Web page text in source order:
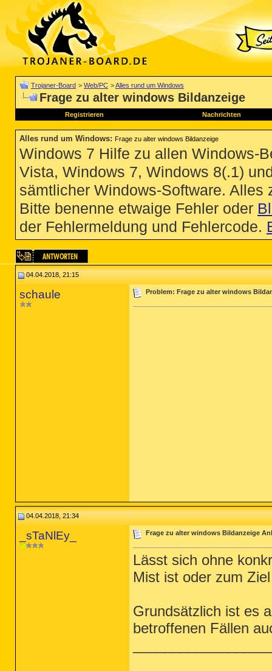
Trojaner-Board > Web/PC >Alles rund um Windows
Frage zu alter windows Bildanzeige
Registrieren Nachrichten
Alles rund um Windows: Frage zu alter windows Bildanzeige
Windows 7 Hilfe zu allen Windows-
Vista, Windows 7, Windows 8(.1)
sämtlicher Windows-Software.
Bitte benenne etwaige Fehler oder
der Fehlermeldung und Fehlercode.
04.04.2018, 21:15
schaule Problem: Frage zu alter windows
04.04.2018, 21:34
_sTaNlEy_ Frage zu alter windows Bildanzeige
Lässt sich ohne
Mist ist oder zum
Grundsätzlich ist es
betroffenen Fällen